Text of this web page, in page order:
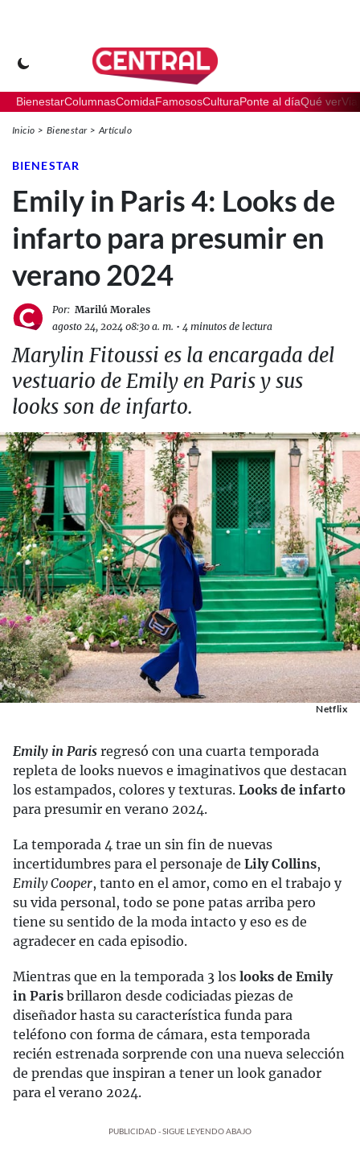
BienestarColumnasComidaFamososCulturaPonte al díaQué ver
Inicio Bienestar Artículo
BIENESTAR
Emily in Paris 4: Looks de
infarto para presumir en
verano 2024
Por: Marilú Morales
agosto 24, 2024 08:30 a. m. • 4 minutos de lectura
Marylin Fitoussi es la encargada del
vestuario de Emily en Paris y sus
looks son de infarto.
Netflix
Emily in Paris regresó con una cuarta temporada
repleta de looks nuevos e imaginativos que destacan
los estampados, colores y texturas. Looks de infarto
para presumir en verano 2024.
La temporada 4 trae un sin fin de nuevas
incertidumbres para el personaje de Lily Collins,
Emily Cooper, tanto en el amor, como en el trabajo y
su vida personal, todo se pone patas arriba pero
tiene su sentido de la moda intacto y eso es de
agradecer en cada episodio.
Mientras que en la temporada 3 los looks de Emily
in Paris brillaron desde codiciadas piezas de
diseñador hasta su característica funda para
teléfono con forma de cámara, esta temporada
recién estrenada sorprende con una nueva selección
de prendas que inspiran a tener un look ganador
para el verano 2024.
PUBLICIDAD - SIGUE LEYENDO ABAJO